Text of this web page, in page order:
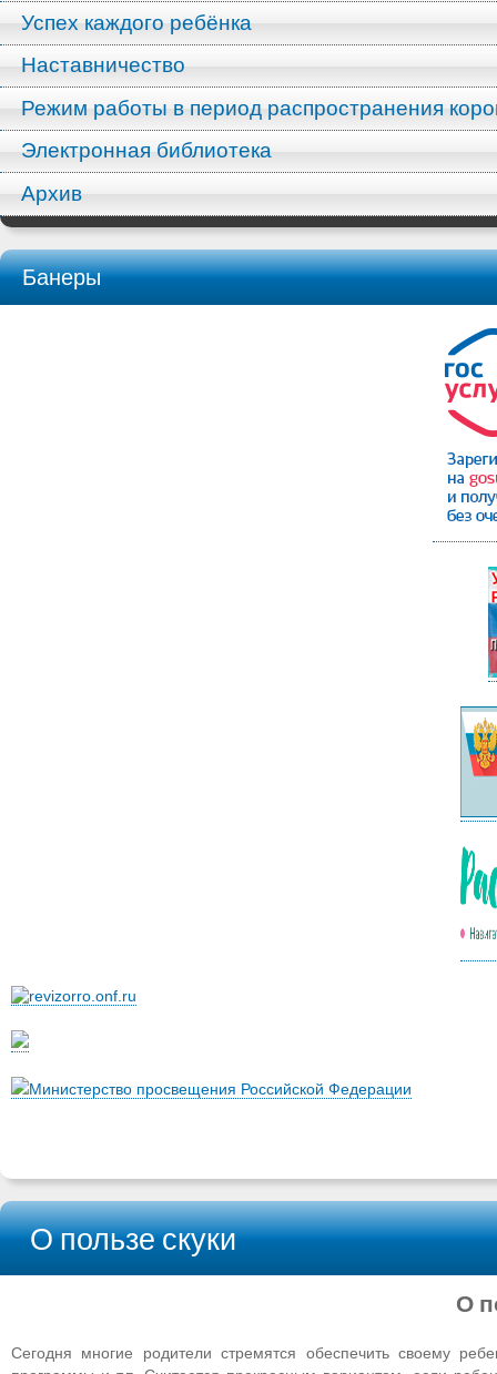
Успех каждого ребёнка
Наставничество
Режим работы в период распространения
Электронная библиотека
Архив
Банеры
Министерство просвещения Российской Федерации
О пользе скуки
О
Сегодня многие родители стремятся обеспечить своему